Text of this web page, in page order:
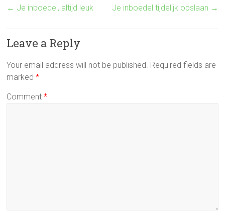
← Je inboedel, altijd leuk Je inboedel tijdelijk opslaan →
Leave a Reply
Your email address will not be published. Required fields are
marked*
Comment*